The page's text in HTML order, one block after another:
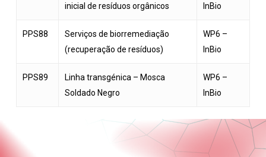
inicial de resíduos orgânicos
InBio
PPS88
Serviços de biorremediação
(recuperação de resíduos)
WP6 –
InBio
PPS89
Linha transgénica – Mosca
Soldado Negro
WP6 –
InBio